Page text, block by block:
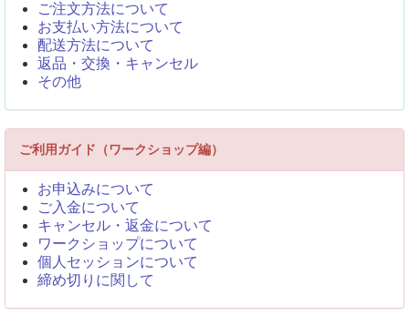
ご注文方法について
お支払い方法について
配送方法について
返品・交換・キャンセル
その他
ご利用ガイド（ワークショップ編）
お申込みについて
ご入金について
キャンセル・返金について
ワークショップについて
個人セッションについて
締め切りに関して